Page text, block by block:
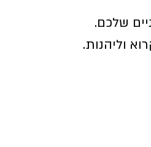
שלכם.
וליהנות.